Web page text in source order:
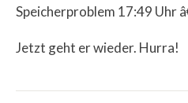
Speicherproblem 17:49 Uhr
Jetzt geht er wieder. Hurra!